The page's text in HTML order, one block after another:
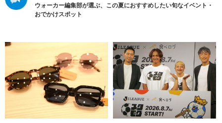
ウォーカー編集部が選ぶ、この夏におすすめしたい旬なイベント・
おでかけスポット